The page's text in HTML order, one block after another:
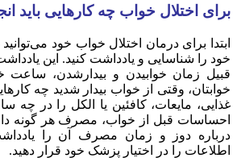
برای اختلال خواب چه کارهایی باید
ابتدا برای درمان اختلال خواب خود
خود را شناسایی و یادداشت کنید. این
قبیل زمان خوابیدن و بیدارشدن،
خوابتان، وقتی از خواب بیدار شدید چه
غذایی، مایعات، کافئین یا الکل را در چه
احساسات قبل از خواب، مصرف هر گونه
درباره دوز و زمان مصرف آن را
اطلاعات را در اختیار پزشک خود قرار دهید.